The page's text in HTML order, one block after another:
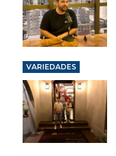
VARIEDADES